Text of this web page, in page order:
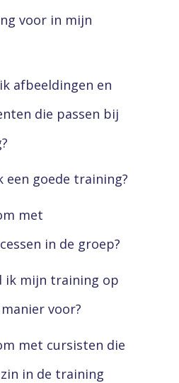
voor in mijn
afbeeldingen en
die passen bij
een goede training?
met
in de groep?
ik mijn training op
voor?
met cursisten die
in de training